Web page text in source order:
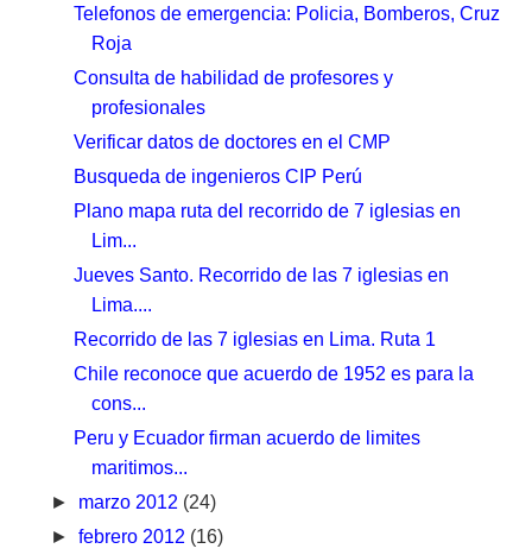
Telefonos de emergencia: Policia, Bomberos, Cruz
Roja
Consulta de habilidad de profesores y
profesionales
Verificar datos de doctores en el CMP
Busqueda de ingenieros CIP Perú
Plano mapa ruta del recorrido de 7 iglesias en
Lim...
Jueves Santo. Recorrido de las 7 iglesias en
Lima....
Recorrido de las 7 iglesias en Lima. Ruta 1
Chile reconoce que acuerdo de 1952 es para la
cons...
Peru y Ecuador firman acuerdo de limites
maritimos...
► marzo 2012 (24)
► febrero 2012 (16)